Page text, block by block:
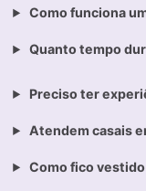
Como funciona
Quanto tempo
Preciso ter
Atendem casais
Como fico